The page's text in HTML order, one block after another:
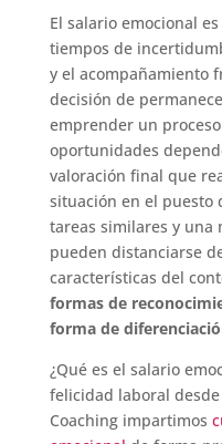
El salario emocional
tiempos de
y el acompañamiento
decisión de
emprender un
oportunidades
valoración final que
situación en el puesto
tareas similares y una
pueden distanciarse
características del
formas de
forma de
¿Qué es el salario
felicidad laboral
Coaching impartimos